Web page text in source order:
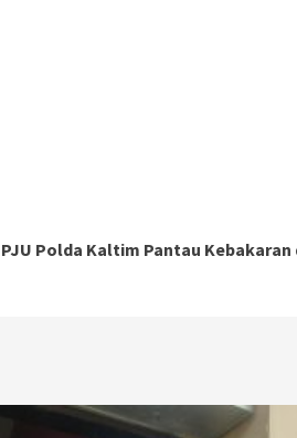
Polda Kaltim Pantau Kebakaran